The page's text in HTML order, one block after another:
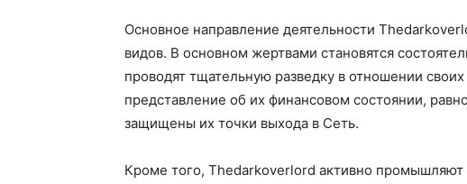
Основное направление деятельности
видов. В основном жертвами становятся
проводят тщательную разведку в отношении
представление об их финансовом состоянии,
защищены их точки выхода в Сеть.
Кроме того, Thedarkoverlord активно